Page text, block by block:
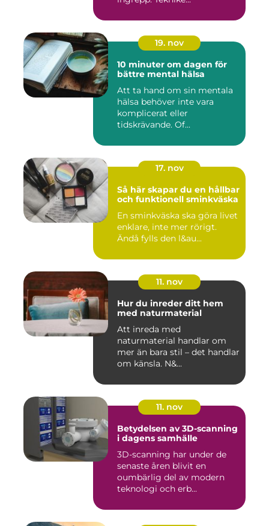
19. nov
10 minuter om dagen för
bättre mental hälsa
Att ta hand om sin mentala
hälsa behöver inte vara
komplicerat eller
tidskrävande. Of...
17. nov
Så här skapar du en hållbar
och funktionell sminkväska
En sminkväska ska göra livet
enklare, inte mer rörigt.
Ändå fylls den l&au...
11. nov
Hur du inreder ditt hem
med naturmaterial
Att inreda med
naturmaterial handlar om
mer än bara stil – det handlar
om känsla. N&...
11. nov
Betydelsen av 3D-scanning
i dagens samhälle
3D-scanning har under de
senaste åren blivit en
oumbärlig del av modern
teknologi och erb...